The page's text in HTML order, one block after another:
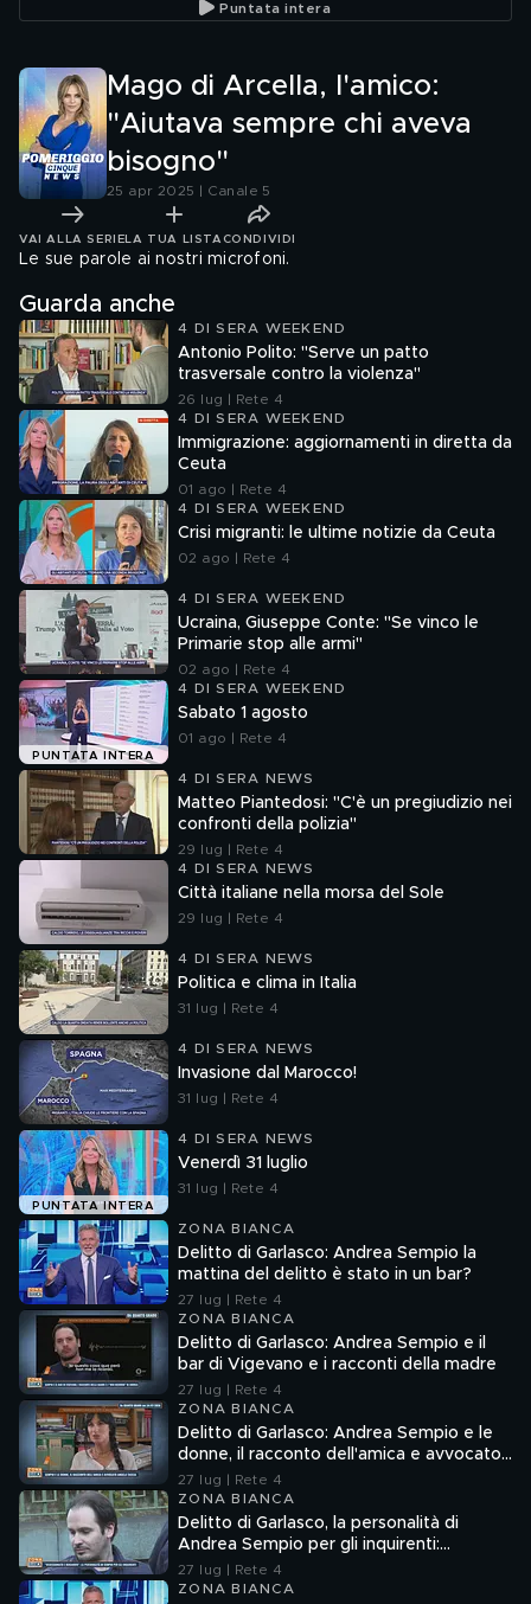
Puntata intera
Mago di Arcella, l'amico:
"Aiutava sempre chi aveva
bisogno"
25 apr 2025 | Canale 5
VAI ALLA SERIE LA TUA LISTA CONDIVIDI
Le sue parole ai nostri microfoni.
Guarda anche
4 DI SERA WEEKEND
Antonio Polito: "Serve un patto
trasversale contro la violenza"
26 lug | Rete 4
4 DI SERA WEEKEND
Immigrazione: aggiornamenti in diretta da
Ceuta
01 ago | Rete 4
4 DI SERA WEEKEND
Crisi migranti: le ultime notizie da Ceuta
02 ago | Rete 4
4 DI SERA WEEKEND
Ucraina, Giuseppe Conte: "Se vinco le
Primarie stop alle armi"
02 ago | Rete 4
PUNTATA INTERA
4 DI SERA WEEKEND
Sabato 1 agosto
01 ago | Rete 4
4 DI SERA NEWS
Matteo Piantedosi: "C'è un pregiudizio nei
confronti della polizia"
29 lug | Rete 4
4 DI SERA NEWS
Città italiane nella morsa del Sole
29 lug | Rete 4
4 DI SERA NEWS
Politica e clima in Italia
31 lug | Rete 4
4 DI SERA NEWS
Invasione dal Marocco!
31 lug | Rete 4
PUNTATA INTERA
4 DI SERA NEWS
Venerdì 31 luglio
31 lug | Rete 4
ZONA BIANCA
Delitto di Garlasco: Andrea Sempio la
mattina del delitto è stato in un bar?
27 lug | Rete 4
ZONA BIANCA
Delitto di Garlasco: Andrea Sempio e il
bar di Vigevano e i racconti della madre
27 lug | Rete 4
ZONA BIANCA
Delitto di Garlasco: Andrea Sempio e le
donne, il racconto dell'amica e avvocato
Angela Taccia
27 lug | Rete 4
ZONA BIANCA
Delitto di Garlasco, la personalità di
Andrea Sempio per gli inquirenti:
"Ossessionato e bugiardo"
27 lug | Rete 4
ZONA BIANCA